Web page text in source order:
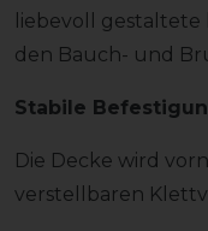
liebevoll
den Bauch- und
Stabile
Die Decke wird
verstellbaren